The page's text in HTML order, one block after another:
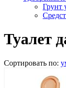
Грунт
Туалет
Сортировать по: